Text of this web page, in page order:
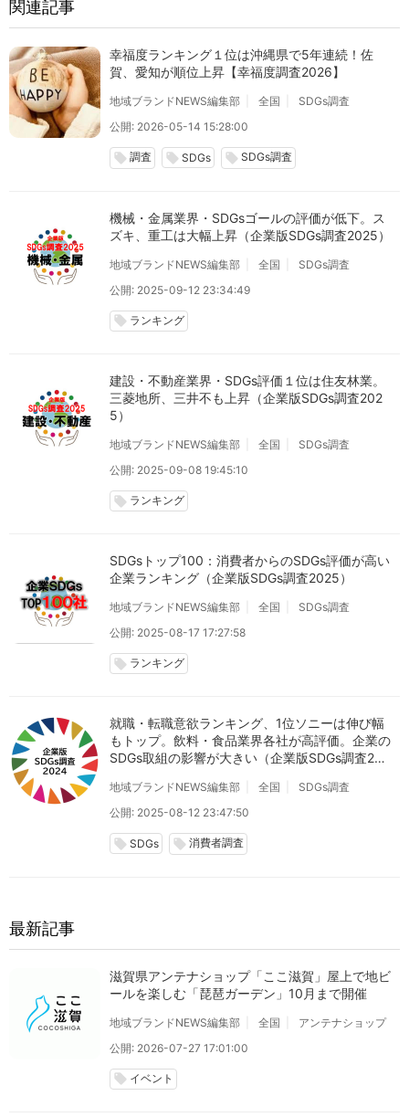
関連記事
幸福度ランキング１位は沖縄県で5年連続！佐
賀、愛知が順位上昇【幸福度調査2026】
地域ブランドNEWS編集部 全国
SDGs調査
公開: 2026-05-14 15:28:00
local_offer 調査 local_offer SDGs local_offer SDGs調査
機械・金属業界・SDGsゴールの評価が低下。ス
ズキ、重工は大幅上昇（企業版SDGs調査2025）
地域ブランドNEWS編集部 全国
SDGs調査
公開: 2025-09-12 23:34:49
local_offer ランキング
建設・不動産業界・SDGs評価１位は住友林業。
三菱地所、三井不も上昇（企業版SDGs調査202
5）
地域ブランドNEWS編集部 全国
SDGs調査
公開: 2025-09-08 19:45:10
local_offer ランキング
SDGsトップ100：消費者からのSDGs評価が高い
企業ランキング（企業版SDGs調査2025）
地域ブランドNEWS編集部 全国
SDGs調査
公開: 2025-08-17 17:27:58
local_offer ランキング
就職・転職意欲ランキング、1位ソニーは伸び幅
もトップ。飲料・食品業界各社が高評価。企業の
SDGs取組の影響が大きい（企業版SDGs調査202
地域ブランドNEWS編集部 全国
SDGs調査
公開: 2025-08-12 23:47:50
local_offer SDGs local_offer 消費者調査
最新記事
滋賀県アンテナショップ「ここ滋賀」屋上で地ビ
ールを楽しむ「琵琶ガーデン」10月まで開催
地域ブランドNEWS編集部 全国
アンテナショップ
公開: 2026-07-27 17:01:00
local_offer イベント